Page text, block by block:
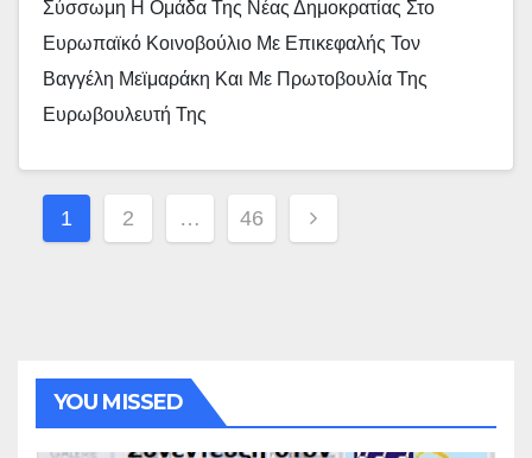
Σύσσωμη Η Ομάδα Της Νέας Δημοκρατίας Στο
Ευρωπαϊκό Κοινοβούλιο Με Επικεφαλής Τον
Βαγγέλη Μεϊμαράκη Και Με Πρωτοβουλία Της
Ευρωβουλευτή Της
Σελιδοποίηση
Άρθρων
1 2 … 46
YOU MISSED